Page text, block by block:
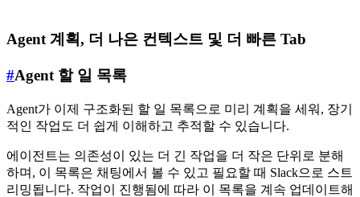
Agent 계획, 더 나은 컨텍스트 및 더 빠른 Tab
#Agent 할 일 목록
Agent가 이제 구조화된 할 일 목록으로 미리 계획을 세워, 장기
적인 작업도 더 쉽게 이해하고 추적할 수 있습니다.
에이전트는 의존성이 있는 더 긴 작업을 더 작은 단위로 분해
하며, 이 목록은 채팅에서 볼 수 있고 필요할 때 Slack으로 스트
리밍됩니다. 작업이 진행됨에 따라 이 목록을 계속 업데이트해